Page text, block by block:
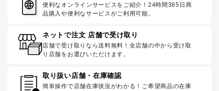
便利なオンラインサービスをご紹介！24時間365日商
品購入や便利なサービスがご利用可能。
ネットで注文 店舗で受け取り
店舗で受け取りなら送料無料！全店舗の中から受け取
り店舗をお選びいただけます。
取り扱い店舗・在庫確認
簡単操作で店舗在庫状況がわかる！ご希望商品の在庫